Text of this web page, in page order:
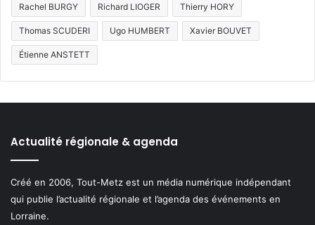
Rachel BURGY Richard LIOGER Thierry HORY
Thomas SCUDERI Ugo HUMBERT Xavier BOUVET
Étienne ANSTETT
Actualité régionale & agenda
Créé en 2006, Tout-Metz est un média numérique indépendant
qui publie l’actualité régionale et l’agenda des événements en
Lorraine.